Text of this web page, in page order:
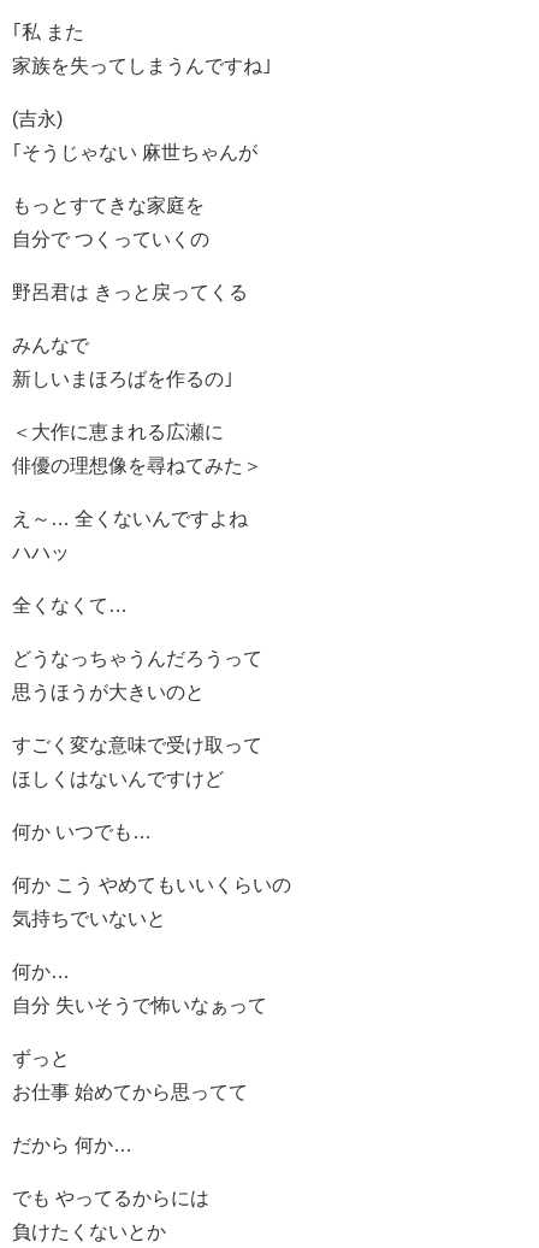
｢私 また
家族を失ってしまうんですね｣
(吉永)
｢そうじゃない 麻世ちゃんが
もっとすてきな家庭を
自分で つくっていくの
野呂君は きっと戻ってくる
みんなで
新しいまほろばを作るの｣
＜大作に恵まれる広瀬に
俳優の理想像を尋ねてみた＞
え～… 全くないんですよね
ハハッ
全くなくて…
どうなっちゃうんだろうって
思うほうが大きいのと
すごく変な意味で受け取って
ほしくはないんですけど
何か いつでも…
何か こう やめてもいいくらいの
気持ちでいないと
何か…
自分 失いそうで怖いなぁって
ずっと
お仕事 始めてから思ってて
だから 何か…
でも やってるからには
負けたくないとか